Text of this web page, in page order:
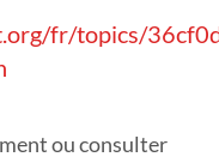
fr/topics/
ou consulter